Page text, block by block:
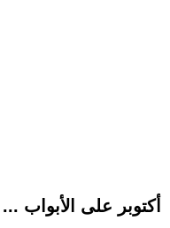
أكتوبر على الأبواب